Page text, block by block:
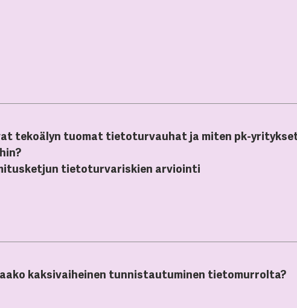
tekoälyn tuomat tietoturvauhat ja miten pk-
tietoturvariskien arviointi
kaksivaiheinen tunnistautuminen tietomurrolta?